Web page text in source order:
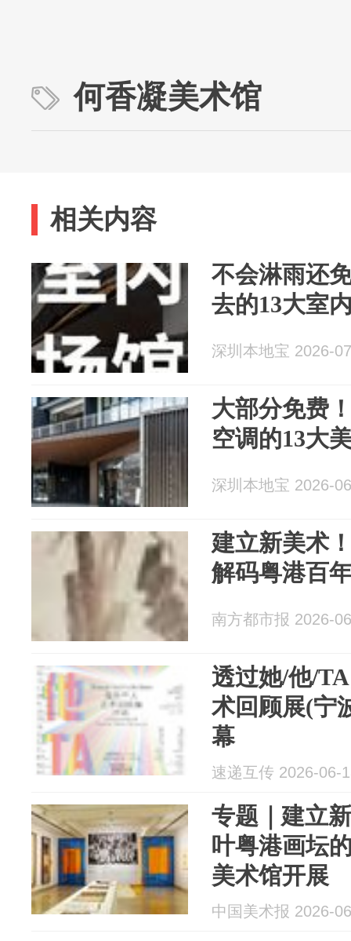
何香凝美术馆
相关内容
不会淋雨还
去的13大室
深圳本地宝 2026-
大部分免费
空调的13大
深圳本地宝 2026-
建立新美术
解码粤港百
南方都市报 2026-
透过她/他/
术回顾展(宁
幕
速递互传 2026-06-
专题｜建立
叶粤港画坛
美术馆开展
中国美术报 2026-